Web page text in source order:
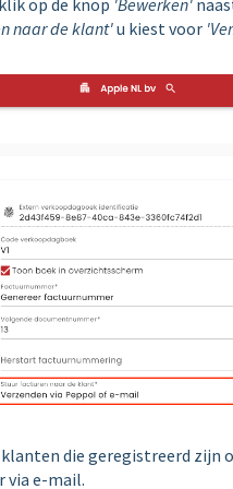
op de knop 'Bewerken'
naar de klant'u kiest voor
die geregistreerd zijn
via e-mail.